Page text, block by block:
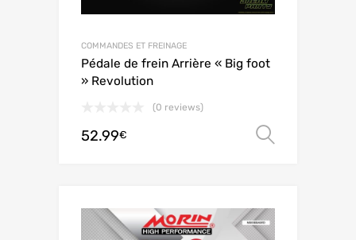
COMMANDES ET FREINAGE
Pédale de frein Arrière « Big foot
» Revolution
(0 reviews)
52.99€